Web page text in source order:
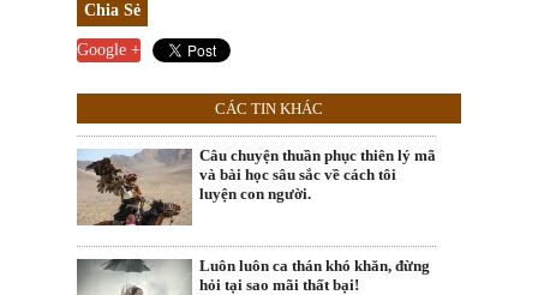
Chia Sẻ
Google +
CÁC TIN KHÁC
Câu chuyện thuần phục thiên lý mã
và bài học sâu sắc về cách tôi
luyện con người.
Luôn luôn ca thán khó khăn, đừng
hỏi tại sao mãi thất bại!